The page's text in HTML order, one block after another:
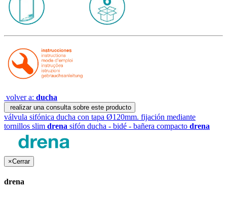
volver a: ducha
realizar una consulta sobre este producto
válvula sifónica ducha con tapa Ø120mm. fijación mediante
tornillos slim drena sifón ducha - bidé - bañera compacto drena
×Cerrar
drena